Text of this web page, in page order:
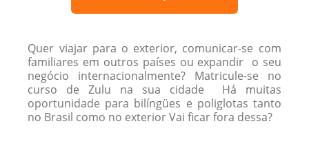
Quer viajar para o exterior, comunicar-se com
familiares em outros países ou expandir o seu
negócio internacionalmente? Matricule-se no
curso de Zulu na sua cidade Há muitas
oportunidade para bilíngües e poliglotas tanto
no Brasil como no exterior Vai ficar fora dessa?